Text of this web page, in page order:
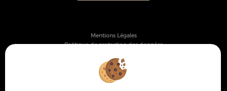
Mentions Légales
Politique de protection des données
Notre barème d'honoraires
Plan
Accès Propriétaire